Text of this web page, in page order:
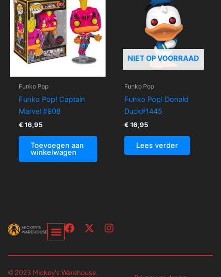
Funko Pop
Funko Pop! Captain
Marvel #908
€ 16,95
Toevoegen aan
winkelwagen
NIET OP VOORRAAD
Funko Pop
Funko Pop! Donald
Duck#1445
€ 16,95
Lees verder
F
e
X
w
I
t
© 2023 Mickey's Warehouse.